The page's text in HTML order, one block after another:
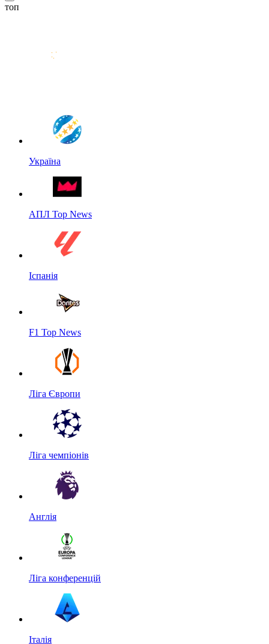
топ
Україна
АПЛ Top News
Іспанія
F1 Top News
Ліга Європи
Ліга чемпіонів
Англія
Ліга конференцій
Італія